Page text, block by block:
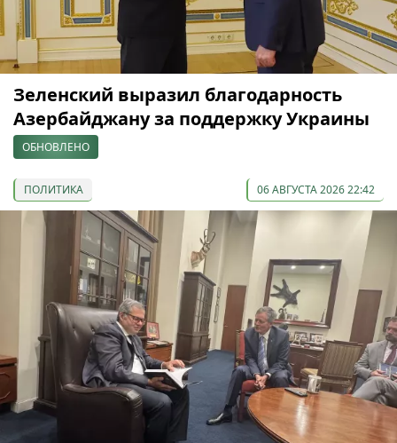
Зеленский выразил благодарность
Азербайджану за поддержку Украины
ОБНОВЛЕНО
ПОЛИТИКА 06 АВГУСТА 2026 22:42